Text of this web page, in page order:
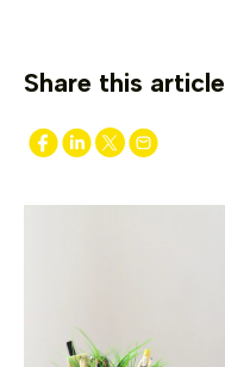
Share this article